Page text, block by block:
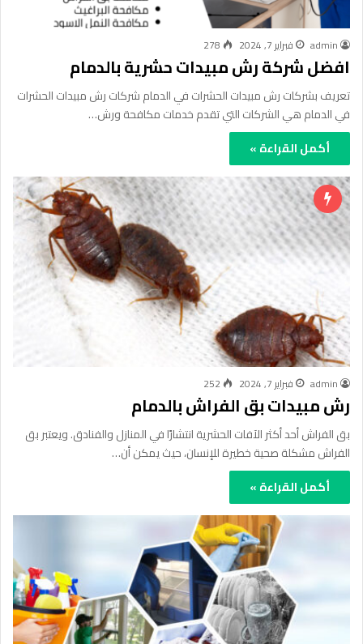
admin فبراير 7, 2024 278
افضل شركة رش مبيدات حشرية بالدمام
تعريف بشركات رش مبيدات الحشرات في الدمام شركات رش مبيدات الحشرات
في الدمام هي الشركات التي تقدم خدمات مكافحة ورش…
أكمل القراءة »
admin فبراير 7, 2024 252
رش مبيدات بق الفراش بالدمام
بق الفراش أحد أكثر الآفات الحشرية انتشارًا في المنازل والفنادق. ويعتبر بق
الفراش مشكلة صحية خطيرة للإنسان، حيث يمكن أن…
أكمل القراءة »